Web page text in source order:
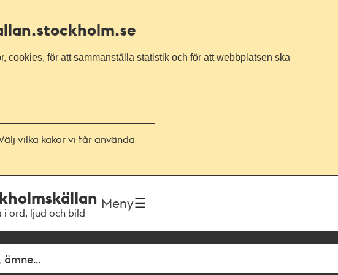
.stockholm.se
cookies, för att sammanställa statistik och för att webbplatsen ska
vilka kakor vi får använda
i ord, ljud och bild
Meny